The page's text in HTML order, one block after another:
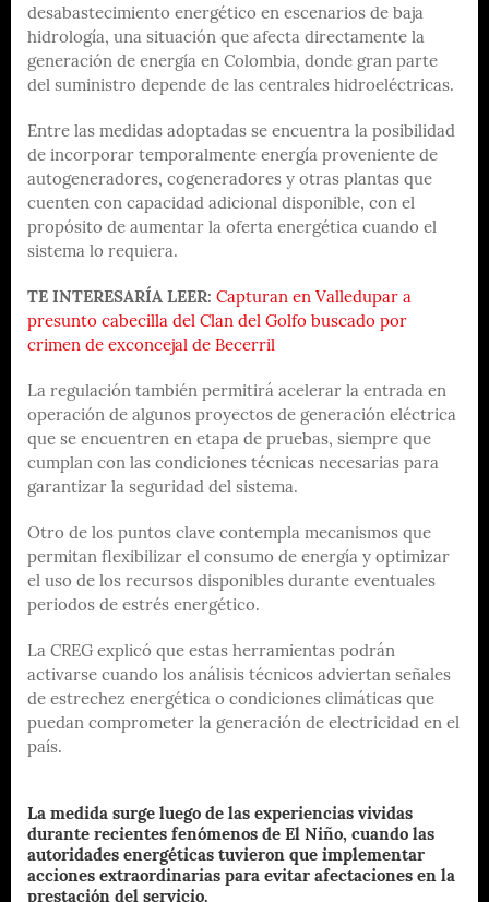
desabastecimiento energético en escenarios de baja
hidrología, una situación que afecta directamente la
generación de energía en Colombia, donde gran parte
del suministro depende de las centrales hidroeléctricas.
Entre las medidas adoptadas se encuentra la posibilidad
de incorporar temporalmente energía proveniente de
autogeneradores, cogeneradores y otras plantas que
cuenten con capacidad adicional disponible, con el
propósito de aumentar la oferta energética cuando el
sistema lo requiera.
TE INTERESARÍA LEER: Capturan en Valledupar a
presunto cabecilla del Clan del Golfo buscado por
crimen de exconcejal de Becerril
La regulación también permitirá acelerar la entrada en
operación de algunos proyectos de generación eléctrica
que se encuentren en etapa de pruebas, siempre que
cumplan con las condiciones técnicas necesarias para
garantizar la seguridad del sistema.
Otro de los puntos clave contempla mecanismos que
permitan flexibilizar el consumo de energía y optimizar
el uso de los recursos disponibles durante eventuales
periodos de estrés energético.
La CREG explicó que estas herramientas podrán
activarse cuando los análisis técnicos adviertan señales
de estrechez energética o condiciones climáticas que
puedan comprometer la generación de electricidad en el
país.
La medida surge luego de las experiencias vividas
durante recientes fenómenos de El Niño, cuando las
autoridades energéticas tuvieron que implementar
acciones extraordinarias para evitar afectaciones en la
prestación del servicio.